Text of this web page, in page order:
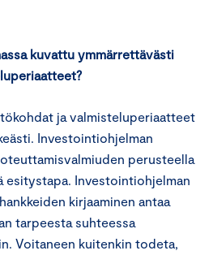
kuvattu ymmärrettävästi
ja valmisteluperiaatteet
Investointiohjelman
perusteella
esitystapa. Investointiohjelman
kirjaaminen antaa
tarpeesta suhteessa
Voitaneen kuitenkin todeta,